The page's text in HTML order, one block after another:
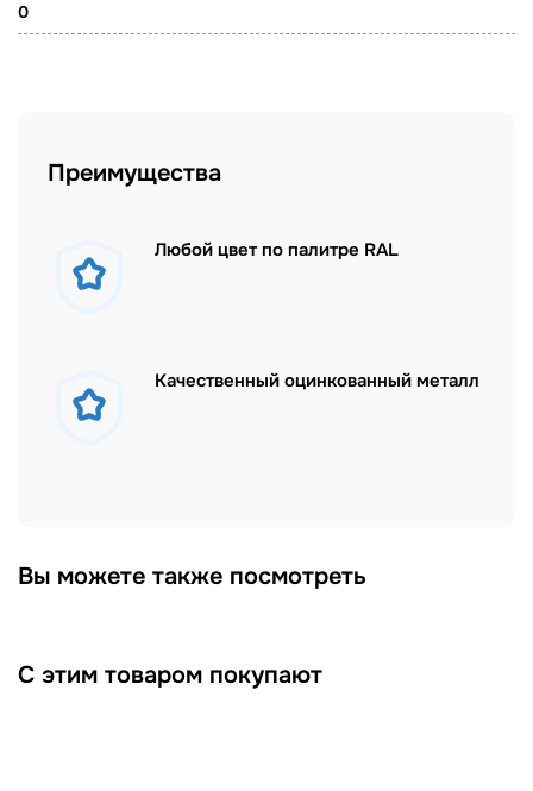
0
Преимущества
Любой цвет по палитре RAL
Качественный оцинкованный металл
Вы можете также посмотреть
С этим товаром покупают